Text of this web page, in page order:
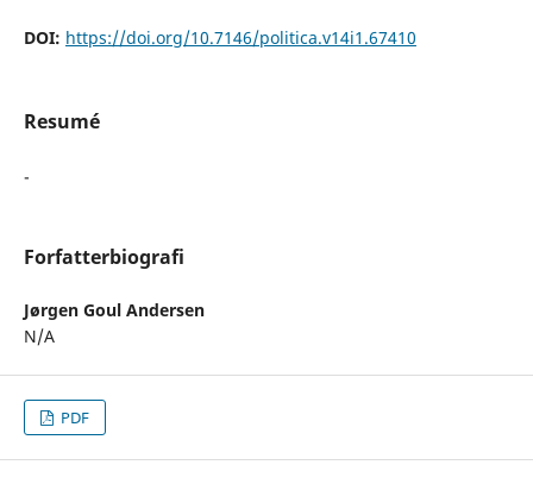
DOI: https://doi.org/10.7146/politica.v14i1.67410
Resumé
-
Forfatterbiografi
Jørgen Goul Andersen
N/A
PDF